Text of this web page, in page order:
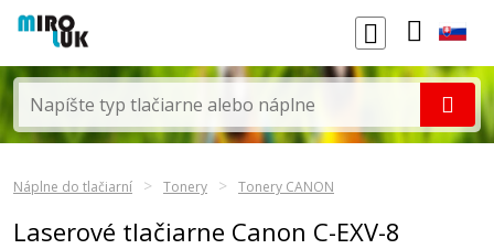
Náplne do tlačiarní Tonery Tonery CANON
Laserové tlačiarne Canon C-EXV-8